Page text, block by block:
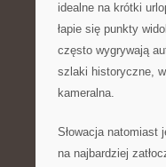
idealne na krótki
łapie się punkty
często wygrywają
szlaki historyczne,
kameralna.
Słowacja
na najbardziej